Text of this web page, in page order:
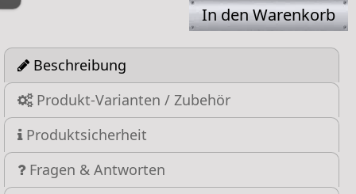
In den Warenkorb
Beschreibung
Produkt-Varianten / Zubehör
Produktsicherheit
Fragen & Antworten